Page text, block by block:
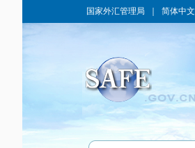
国家外汇管理局 简体中文